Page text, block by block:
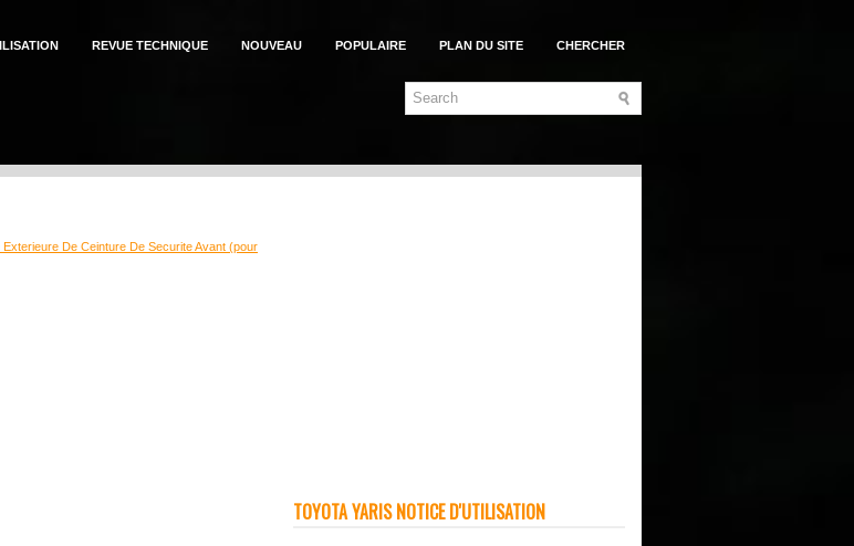
REVUE TECHNIQUE NOUVEAU POPULAIRE PLAN DU SITE CHERCHER
De Ceinture De Securite Avant (pour
TOYOTA YARIS NOTICE D'UTILISATION